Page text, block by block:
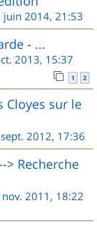
juin 2014, 21:53
- ...
2013, 15:37
1 2
Cloyes sur le
2012, 17:36
> Recherche
nov. 2011, 18:22